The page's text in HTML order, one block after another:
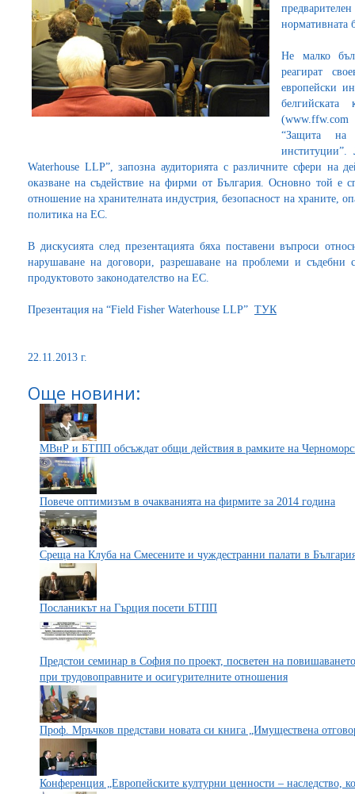
нормативната
Не малко
реагират
европейски
“Защита на
Waterhouse LLP”, запозна аудиторията с различните сфери на
оказване на съдействие на фирми от България. Основно той е
отношение на хранителната индустрия, безопасност на храните,
политика на ЕС.
В дискусията след презентацията бяха поставени въпроси
нарушаване на договори, разрешаване на проблеми и съдебни
продуктовото законодателство на ЕС.
Презентация на “Field Fisher Waterhouse LLP” ТУК
22.11.2013 г.
Още новини:
МВнР и БТПП обсъждат общи действия в рамките на
Повече оптимизъм в очакванията на фирмите за 2014 година
Среща на Клуба на Смесените и чуждестранни палати в
Посланикът на Гърция посети БТПП
Предстои семинар в София по проект, посветен на
при трудовоправните и осигурителните отношения
Проф. Мръчков представи новата си книга „Имуществена
Конференция „Европейските културни ценности – наследство,